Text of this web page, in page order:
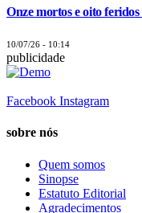
Onze mortos e oito
10/07/26 - 10:14
publicidade
Facebook Instagram
sobre nós
Quem somos
Sinopse
Estatuto Editorial
Agradecimentos